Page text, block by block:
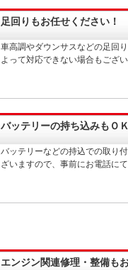
足回りもお任せください！
車高調やダウンサスなどの足回
よって対応できない場合もござ
バッテリーの持ち込みもＯＫ
バッテリーなどの持込での取り
ざいますので、事前にお電話に
エンジン関連修理・整備も